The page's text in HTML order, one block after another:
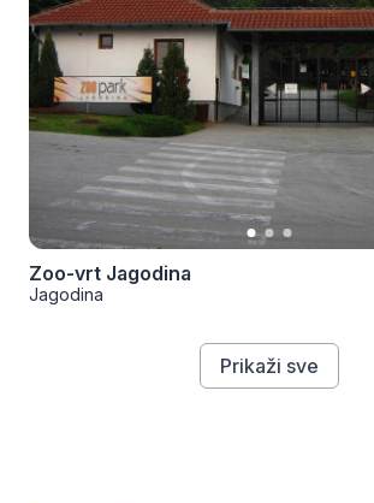
Zoo-vrt Jagodina
Jagodina
Prikaži sve